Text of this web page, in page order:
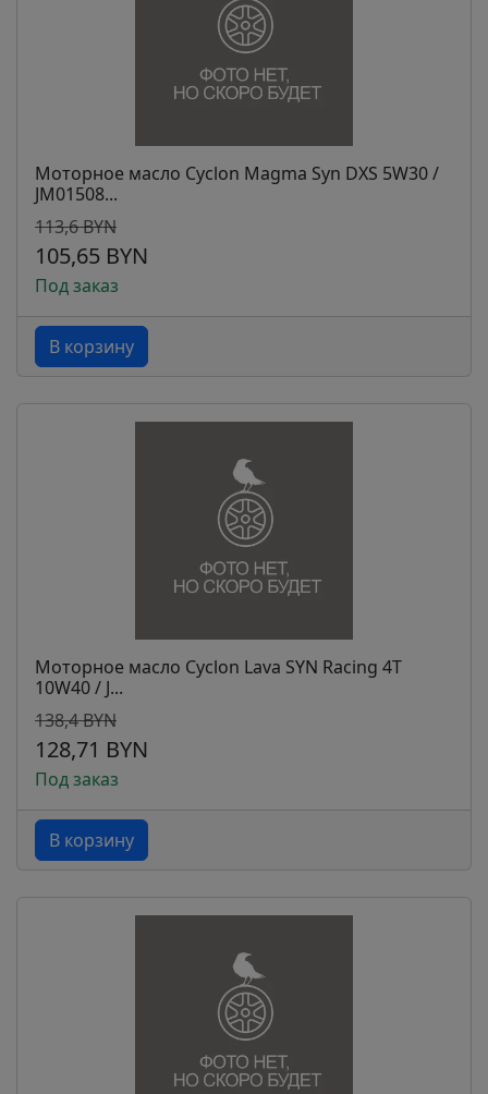
Моторное масло Cyclon Magma Syn DXS 5W30 /
JM01508...
113,6 BYN
105,65 BYN
Под заказ
В корзину
Моторное масло Cyclon Lava SYN Racing 4T
10W40 / J...
138,4 BYN
128,71 BYN
Под заказ
В корзину